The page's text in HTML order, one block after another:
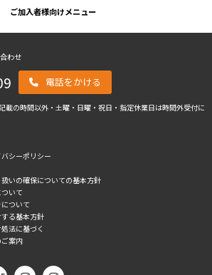
ご加入者様向けメニュー
わせ
電話をかける
載の時間以外・土曜・日曜・祝日・指定休業日は時間外受付に
シーポリシー
いの確保についての基本方針
いて
ついて
る基本方針
法に基づく
案内